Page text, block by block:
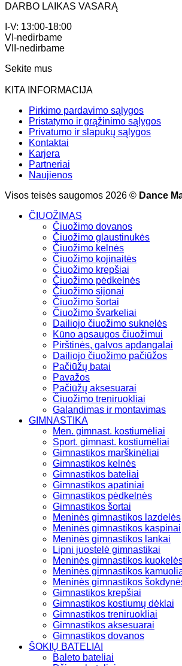
DARBO LAIKAS VASARĄ
I-V: 13:00-18:00
VI-nedirbame
VII-nedirbame
Sekite mus
KITA INFORMACIJA
Pirkimo pardavimo sąlygos
Pristatymo ir grąžinimo sąlygos
Privatumo ir slapukų sąlygos
Kontaktai
Karjera
Partneriai
Naujienos
Visos teisės saugomos 2026 © Dance
ČIUOŽIMAS
Čiuožimo dovanos
Čiuožimo glaustinukės
Čiuožimo kelnės
Čiuožimo kojinaitės
Čiuožimo krepšiai
Čiuožimo pėdkelnės
Čiuožimo sijonai
Čiuožimo šortai
Čiuožimo švarkeliai
Dailiojo čiuožimo suknelės
Kūno apsaugos čiuožimui
Pirštinės, galvos apdangalai
Dailiojo čiuožimo pačiūžos
Pačiūžų batai
Pavažos
Pačiūžų aksesuarai
Čiuožimo treniruokliai
Galandimas ir montavimas
GIMNASTIKA
Men. gimnast. kostiumėliai
Sport. gimnast. kostiumėliai
Gimnastikos marškinėliai
Gimnastikos kelnės
Gimnastikos bateliai
Gimnastikos apatiniai
Gimnastikos pėdkelnės
Gimnastikos šortai
Meninės gimnastikos lazdelės
Meninės gimnastikos kaspinai
Meninės gimnastikos lankai
Lipni juostelė gimnastikai
Meninės gimnastikos
Meninės gimnastikos
Meninės gimnastikos
Gimnastikos krepšiai
Gimnastikos kostiumų dėklai
Gimnastikos treniruokliai
Gimnastikos aksesuarai
Gimnastikos dovanos
ŠOKIŲ BATELIAI
Baleto bateliai